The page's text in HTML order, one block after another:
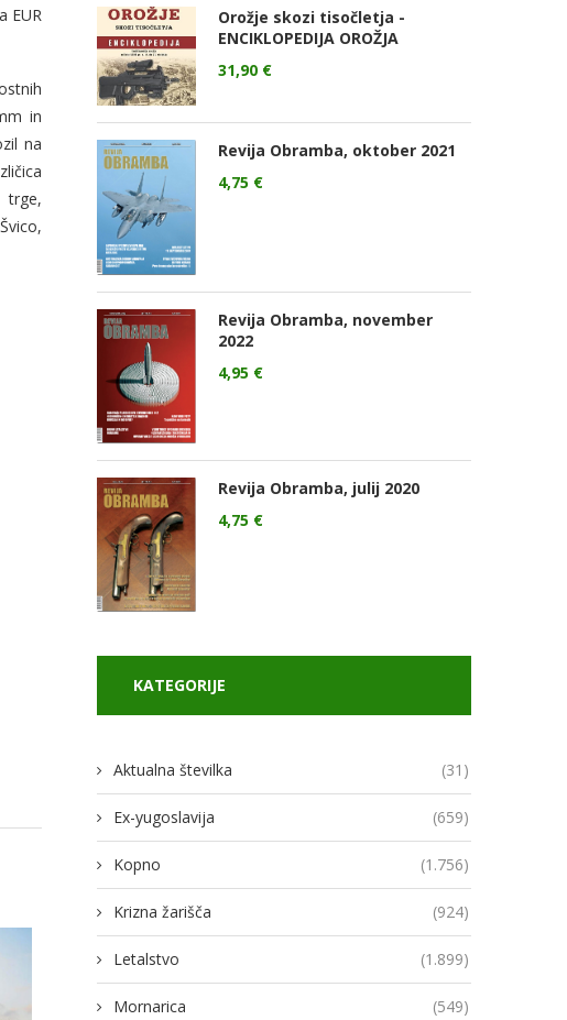
EUR
in
na
trge,
Orožje skozi tisočletja -
ENCIKLOPEDIJA OROŽJA
31,90 €
Revija Obramba, oktober 2021
4,75 €
Revija Obramba, november
2022
4,95 €
Revija Obramba, julij 2020
4,75 €
KATEGORIJE
Aktualna številka (31)
Ex-yugoslavija (659)
Kopno (1.756)
Krizna žarišča (924)
Letalstvo (1.899)
Mornarica (549)